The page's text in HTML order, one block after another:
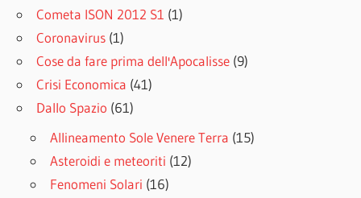
Cometa ISON 2012 S1 (1)
Coronavirus (1)
Cose da fare prima dell'Apocalisse (9)
Crisi Economica (41)
Dallo Spazio (61)
Allineamento Sole Venere Terra (15)
Asteroidi e meteoriti (12)
Fenomeni Solari (16)